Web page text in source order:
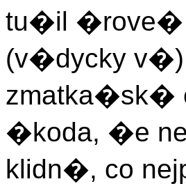
tu�il �rove�
(v�dycky
zmatka�sk�
�koda, �e
klidn�, co